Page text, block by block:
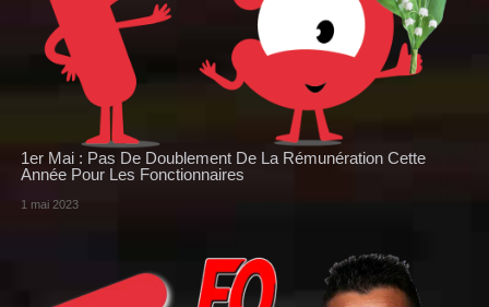
1er Mai : Pas De Doublement De La Rémunération Cette
Année Pour Les Fonctionnaires
1 mai 2023